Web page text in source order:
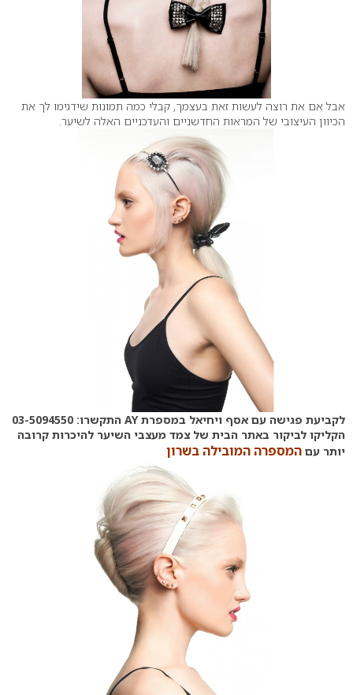
אבל אם את רוצה לעשות זאת בעצמך, קבלי כמה תמונות שידגימו לך את
הכיוון העיצובי של המראות החדשניים והעדכניים האלה לשיער.
לקביעת פגישה עם אסף ויחיאל במספרת AY התקשרו: 03-5094550
הקליקו לביקור באתר הבית של צמד מעצבי השיער להיכרות קרובה
יותר עם המספרה המובילה בשרון